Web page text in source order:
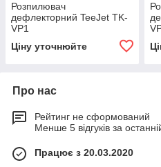
Розпилювач
дефлекторний TeeJet TK-
VP1
Ціну уточнюйте
Про нас
Рейтинг не сформований
Менше 5 відгуків за
Працює з 20.03.2020